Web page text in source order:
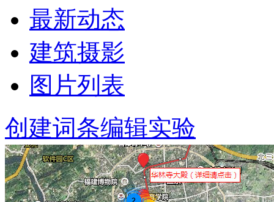
最新动态
建筑摄影
图片列表
创建词条编辑实验